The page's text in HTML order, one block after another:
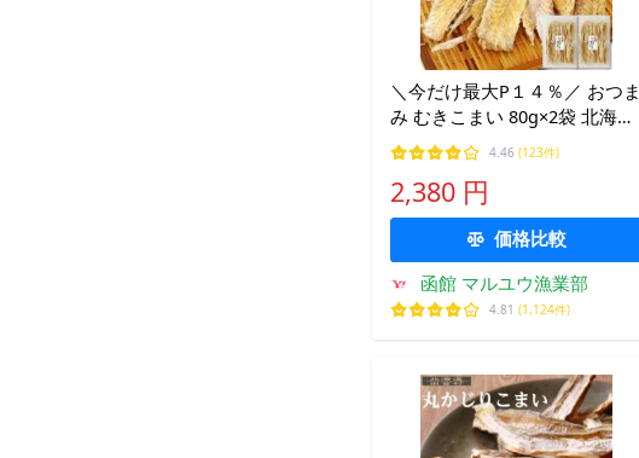
＼今だけ最大P１４％／ おつま
み むきこまい 80g×2袋 北海道
産 干し コマイ むき身 皮なし
骨なし むしり 氷下魚 カンカイ
食べやすい
4.46 (123件)
2,380 円
価格比較
函館 マルユウ漁業部
4.81 (1,124件)